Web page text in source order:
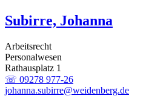
Subirre, Johanna
Arbeitsrecht
Personalwesen
Rathausplatz 1
☏ 09278 977-26
johanna.subirre@weidenberg.de